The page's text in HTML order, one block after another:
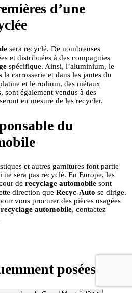
d’une
sera recyclé. De nombreuses
et distribuées à des compagnies
spécifique. Ainsi, l’aluminium, le
la carrosserie et dans les jantes du
et le rodium, des métaux
sont également vendus à des
en mesure de les recycler.
du
et autres garnitures font partie
sera pas recyclé. En Europe, les
de recyclage automobile sont
direction que Recyc-Auto se dirige.
vous procurer des pièces usagées
recyclage automobile, contactez
posées